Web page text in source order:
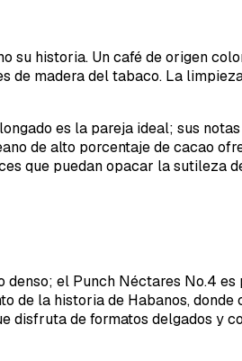
su historia. Un café de origen
madera del tabaco. La
es la pareja ideal; sus
de alto porcentaje de cacao
que puedan opacar la sutileza
el Punch Néctares No.4
la historia de Habanos,
de formatos delgados y